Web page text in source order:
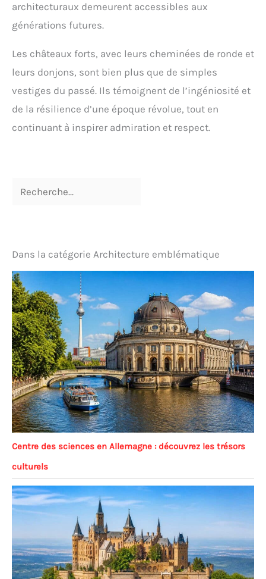
architecturaux demeurent accessibles aux
générations futures.
Les châteaux forts, avec leurs cheminées de ronde et
leurs donjons, sont bien plus que de simples
vestiges du passé. Ils témoignent de l’ingéniosité et
de la résilience d’une époque révolue, tout en
continuant à inspirer admiration et respect.
Dans la catégorie Architecture emblématique
Centre des sciences en Allemagne : découvrez les trésors
culturels